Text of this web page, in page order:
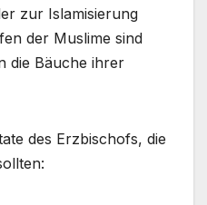
zur Islamisierung
der Muslime sind
die Bäuche ihrer
des Erzbischofs, die